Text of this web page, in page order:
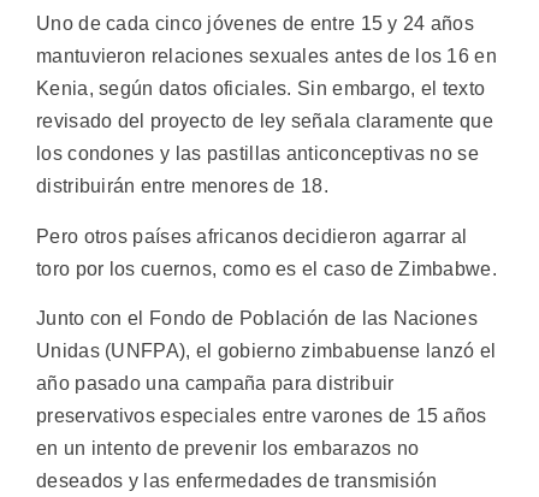
Uno de cada cinco jóvenes de entre 15 y 24 años
mantuvieron relaciones sexuales antes de los 16 en
Kenia, según datos oficiales. Sin embargo, el texto
revisado del proyecto de ley señala claramente que
los condones y las pastillas anticonceptivas no se
distribuirán entre menores de 18.
Pero otros países africanos decidieron agarrar al
toro por los cuernos, como es el caso de Zimbabwe.
Junto con el Fondo de Población de las Naciones
Unidas (UNFPA), el gobierno zimbabuense lanzó el
año pasado una campaña para distribuir
preservativos especiales entre varones de 15 años
en un intento de prevenir los embarazos no
deseados y las enfermedades de transmisión